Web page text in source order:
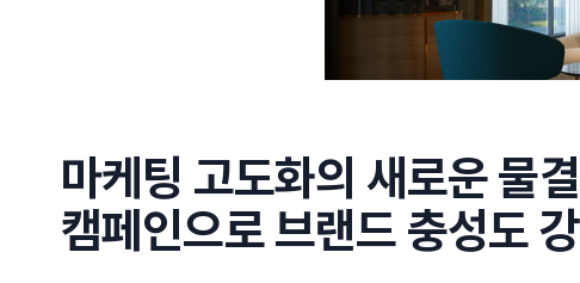
마케팅 고도화의 새로운 물
캠페인으로 브랜드 충성도